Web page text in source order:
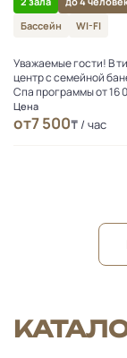
Бассейн
WI-FI
Уважаемые гости! В
центр с семейной
Спа программы от 16
Цена
от7 500₸ / час